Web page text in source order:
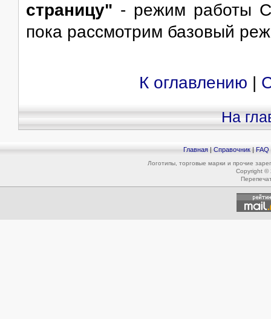
страницу" - режим работы
пока рассмотрим базовый
К оглавлению |
На
Главная|Справочник|FAQ
Логотипы, торговые марки и прочие
Copyright ©